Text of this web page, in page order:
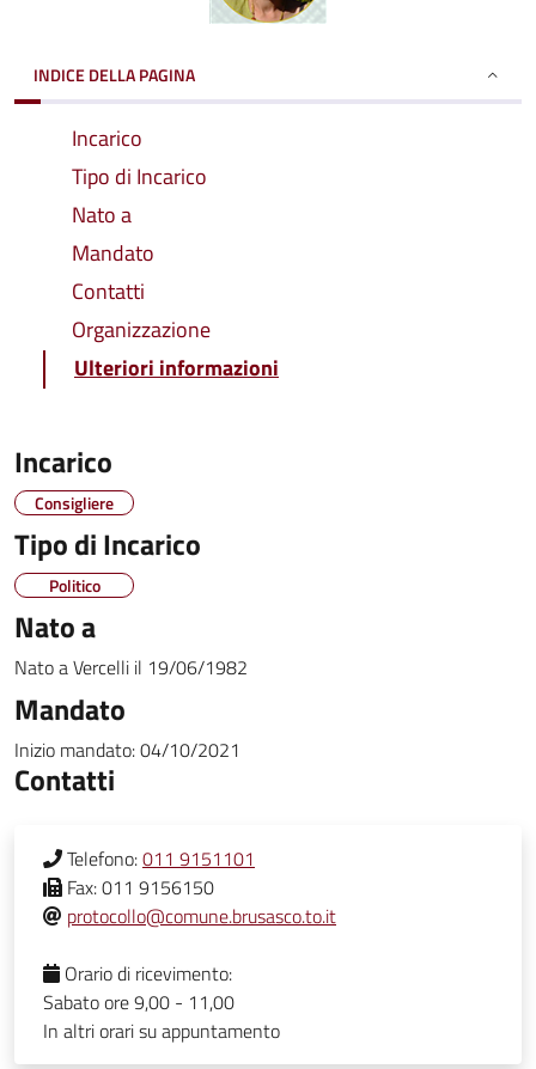
INDICE DELLA PAGINA
Incarico
Tipo di Incarico
Nato a
Mandato
Contatti
Organizzazione
Ulteriori informazioni
Incarico
Consigliere
Tipo di Incarico
Politico
Nato a
Nato aVercelli il 19/06/1982
Mandato
Inizio mandato:04/10/2021
Contatti
Telefono:011 9151101
Fax:011 9156150
protocollo@comune.brusasco.to.it
Orario di ricevimento:
Sabato ore 9,00 - 11,00
In altri orari su appuntamento